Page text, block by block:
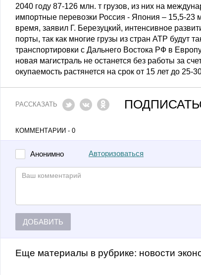
2040 году 87-126 млн. т грузов, из них на
импортные перевозки Россия - Япония – 15,5-23
время, заявил Г. Березуцкий, интенсивное
порты, так как многие грузы из стран АТР будут
транспортировки с Дальнего Востока РФ в
новая магистраль не останется без работы за
окупаемость растянется на срок от 15 лет до 25-
РАССКАЗАТЬ
КОММЕНТАРИИ - 0
Анонимно Авторизоваться
ДОБАВИТЬ
Еще материалы в рубрике: Новости